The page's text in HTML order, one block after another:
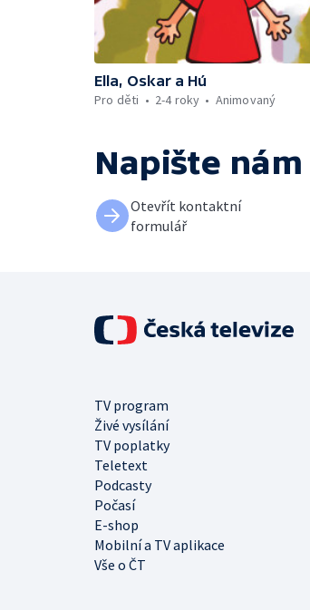
Ella, Oskar a Hú
Pro děti
2-4 roky Animovaný
Napište nám
Otevřít kontaktní
formulář
TV program
Živé vysílání
TV poplatky
Teletext
Podcasty
Počasí
E-shop
Mobilní a TV aplikace
Vše o ČT